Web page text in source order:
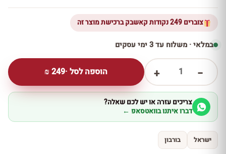
צוברים 249 נקודות קאשבק ברכישת מוצר זה
במלאי · משלוח עד 3 ימי עסקים
−
1
+ הוספה לסל ·249
₪
צריכים עזרה או יש לכם שאלה?
דברו איתנו בוואטסאפ ←
ישראל בורבון